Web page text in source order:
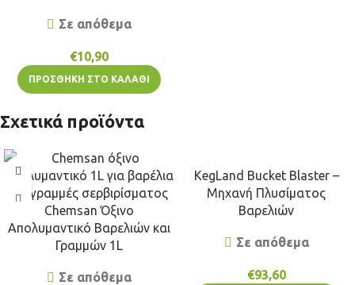
Σε απόθεμα
€10,90
ΠΡΟΣΘΉΚΗ ΣΤΟ ΚΑΛΆΘΙ
Σχετικά προϊόντα
Chemsan Όξινο
Απολυμαντικό Βαρελιών και
Γραμμών 1L
Σε απόθεμα
KegLand Bucket Blaster –
Μηχανή Πλυσίματος
Βαρελιών
Σε απόθεμα
€93,60